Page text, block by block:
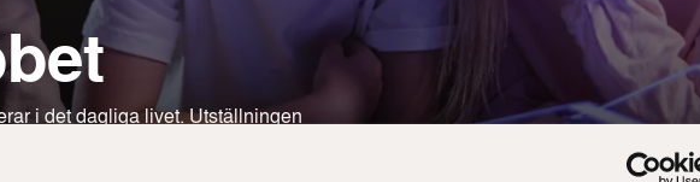
i det dagliga livet. Utställningen
och gymnasiet, men alla är
för föräldrar och familjer som